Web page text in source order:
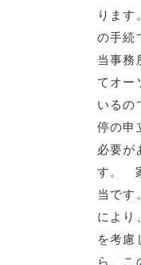
りま
の手続
当事務
てオー
いるの
停の申
必要が
す。
当です
により
を考慮
ら、こ